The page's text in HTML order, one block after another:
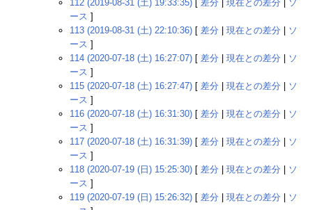
112 (2019-08-31 (土) 19:33:35) [ 差分 現在との差分
ソ
ース ]
113 (2019-08-31 (土) 22:10:36) [ 差分 現在との差分
ソ
ース ]
114 (2020-07-18 (土) 16:27:07) [ 差分 現在との差分
ソ
ース ]
115 (2020-07-18 (土) 16:27:47) [ 差分 現在との差分
ソ
ース ]
116 (2020-07-18 (土) 16:31:30) [ 差分 現在との差分
ソ
ース ]
117 (2020-07-18 (土) 16:31:39) [ 差分 現在との差分
ソ
ース ]
118 (2020-07-19 (日) 15:25:30) [ 差分 現在との差分
ソ
ース ]
119 (2020-07-19 (日) 15:26:32) [ 差分 現在との差分
ソ